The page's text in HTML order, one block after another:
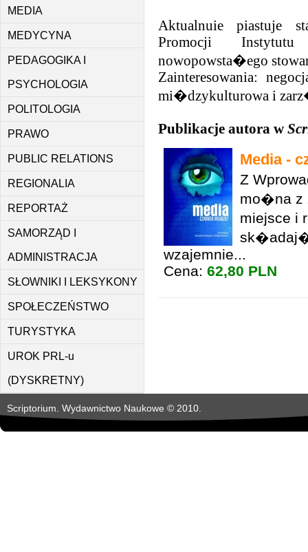
MEDIA
MEDYCYNA
PEDAGOGIKA I
PSYCHOLOGIA
POLITOLOGIA
PRAWO
PUBLIC RELATIONS
REGIONALIA
REPORTAŻ
SAMORZĄD I
ADMINISTRACJA
SŁOWNIKI I LEKSYKONY
SPOŁECZEŃSTWO
TURYSTYKA
UROK PRL-u
(DYSKRETNY)
Aktualnuie piastuje
Promocji
nowopowsta�ego
Zainteresowania:
mi�dzykulturowa i
Publikacje autora w
Media -
Z
mo�na
miejsce i
wzajemnie...
Cena: 62,80 PLN
Scriptorium. Wydawnictwo Naukowe © 2010.